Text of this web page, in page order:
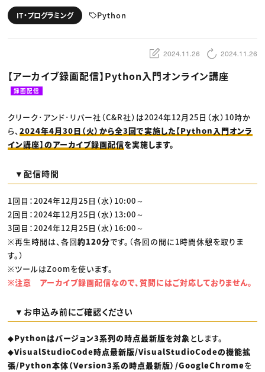
動画配信・映像制作
編集・ライティング
ディレクション
TOP Creator’s コラム トップ
Webクリエイター
ゲームクリエイター
クリエイターインタビュー
C＆R Magazine
セミナー
ニュース・トレンド トップ
Web
映像
広告
出版
CREATIVE VILLAGEからのお知らせ
IT・プログラミング Python
2024.11.26 2024.11.26
【アーカイブ録画配信】Python入門オンライン講座
録画配信
クリーク･アンド･リバー社（C&R社）は2024年12月25日（水）10時か
ら、2024年4月30日（火）から全3回で実施した【Python入門オンラ
イン講座】のアーカイブ録画配信を実施します。
▼配信時間
1回目：2024年12月25日（水）10:00～
2回目：2024年12月25日（水）13:00～
3回目：2024年12月25日（水）16:00～
※再生時間は、各回約120分です。（各回の間に1時間休憩を取りま
す。）
※ツールはZoomを使います。
※注意 アーカイブ録画配信なので、質問にはご対応しておりません。
▼お申込み前にご確認ください
◆Pythonはバージョン3系列の時点最新版を対象とします。
◆VisualStudioCode時点最新版/VisualStudioCodeの機能拡
張/Python本体（Version3系の時点最新版）/GoogleChromeを